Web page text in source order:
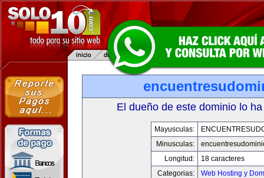
El dueño de este dominio lo
Mayusculas:
Minusculas:
Longitud:
18 caracteres
Categorias:
Web Hosting y